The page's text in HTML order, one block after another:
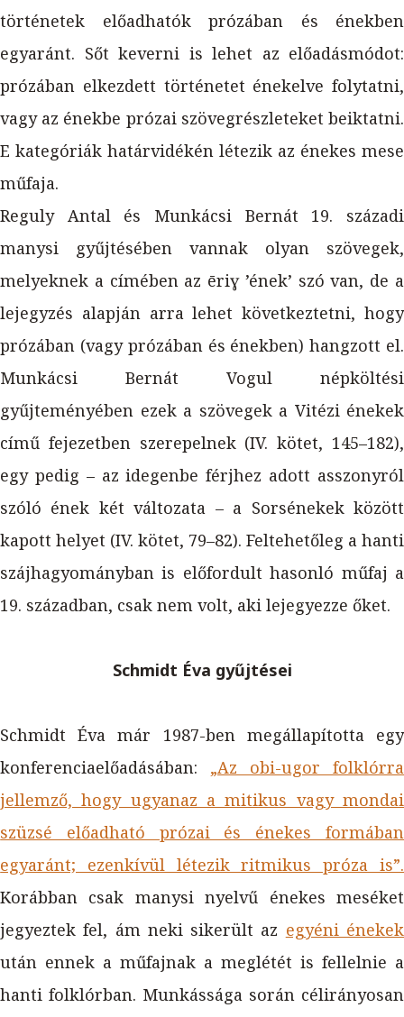
történetek előadhatók prózában és énekben
egyaránt. Sőt keverni is lehet az előadásmódot:
prózában elkezdett történetet énekelve folytatni,
vagy az énekbe prózai szövegrészleteket beiktatni.
E kategóriák határvidékén létezik az énekes mese
műfaja.
Reguly Antal és Munkácsi Bernát 19. századi
manysi gyűjtésében vannak olyan szövegek,
melyeknek a címében az ēriɣ ’ének’ szó van, de a
lejegyzés alapján arra lehet következtetni, hogy
prózában (vagy prózában és énekben) hangzott el.
Munkácsi Bernát Vogul népköltési
gyűjteményében ezek a szövegek a Vitézi énekek
című fejezetben szerepelnek (IV. kötet, 145–182),
egy pedig – az idegenbe férjhez adott asszonyról
szóló ének két változata – a Sorsénekek között
kapott helyet (IV. kötet, 79–82). Feltehetőleg a hanti
szájhagyományban is előfordult hasonló műfaj a
19. században, csak nem volt, aki lejegyezze őket.
Schmidt Éva gyűjtései
Schmidt Éva már 1987-ben megállapította egy
konferenciaelőadásában: „Az obi-ugor folklórra
jellemző, hogy ugyanaz a mitikus vagy mondai
szüzsé előadható prózai és énekes formában
egyaránt; ezenkívül létezik ritmikus próza is”.
Korábban csak manysi nyelvű énekes meséket
jegyeztek fel, ám neki sikerült az egyéni énekek
után ennek a műfajnak a meglétét is fellelnie a
hanti folklórban. Munkássága során célirányosan